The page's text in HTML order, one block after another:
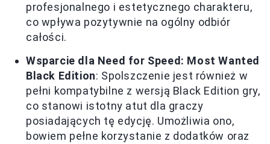
profesjonalnego i estetycznego charakteru,
co wpływa pozytywnie na ogólny odbiór
całości.
Wsparcie dla Need for Speed: Most Wanted
Black Edition: Spolszczenie jest również w
pełni kompatybilne z wersją Black Edition gry,
co stanowi istotny atut dla graczy
posiadających tę edycję. Umożliwia ono,
bowiem pełne korzystanie z dodatków oraz